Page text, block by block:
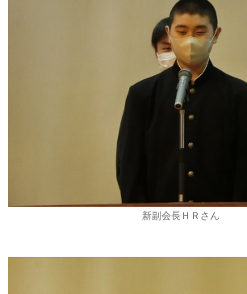
新副会長ＨＲさん